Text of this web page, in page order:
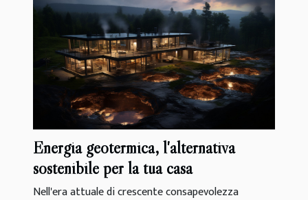
Energia geotermica, l'alternativa
sostenibile per la tua casa
Nell'era attuale di crescente consapevolezza